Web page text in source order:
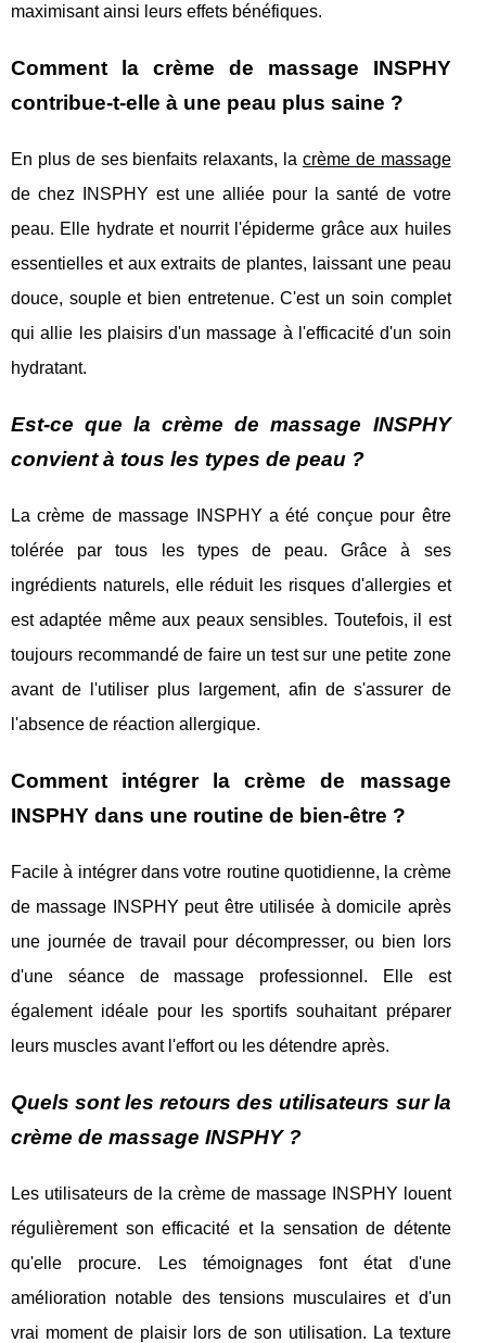
maximisant ainsi leurs effets bénéfiques.
Comment la crème de massage INSPHY
contribue-t-elle à une peau plus saine ?
En plus de ses bienfaits relaxants, la crème de massage
de chez INSPHY est une alliée pour la santé de votre
peau. Elle hydrate et nourrit l'épiderme grâce aux huiles
essentielles et aux extraits de plantes, laissant une peau
douce, souple et bien entretenue. C'est un soin complet
qui allie les plaisirs d'un massage à l'efficacité d'un soin
hydratant.
Est-ce que la crème de massage INSPHY
convient à tous les types de peau ?
La crème de massage INSPHY a été conçue pour être
tolérée par tous les types de peau. Grâce à ses
ingrédients naturels, elle réduit les risques d'allergies et
est adaptée même aux peaux sensibles. Toutefois, il est
toujours recommandé de faire un test sur une petite zone
avant de l'utiliser plus largement, afin de s'assurer de
l'absence de réaction allergique.
Comment intégrer la crème de massage
INSPHY dans une routine de bien-être ?
Facile à intégrer dans votre routine quotidienne, la crème
de massage INSPHY peut être utilisée à domicile après
une journée de travail pour décompresser, ou bien lors
d'une séance de massage professionnel. Elle est
également idéale pour les sportifs souhaitant préparer
leurs muscles avant l'effort ou les détendre après.
Quels sont les retours des utilisateurs sur la
crème de massage INSPHY ?
Les utilisateurs de la crème de massage INSPHY louent
régulièrement son efficacité et la sensation de détente
qu'elle procure. Les témoignages font état d'une
amélioration notable des tensions musculaires et d'un
vrai moment de plaisir lors de son utilisation. La texture